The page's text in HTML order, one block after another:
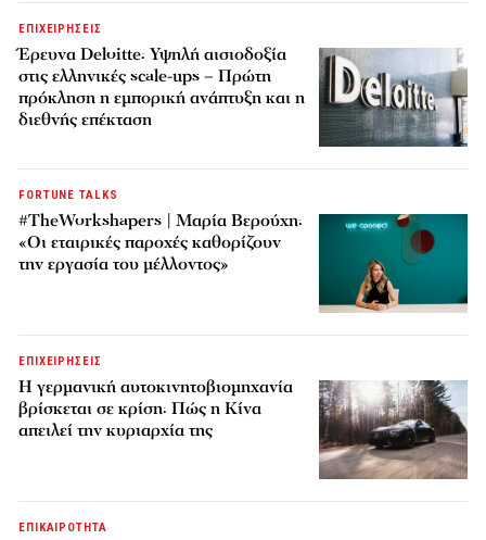
ΕΠΙΧΕΙΡΗΣΕΙΣ
Έρευνα Deloitte: Υψηλή αισιοδοξία
στις ελληνικές scale-ups – Πρώτη
πρόκληση η εμπορική ανάπτυξη και η
διεθνής επέκταση
FORTUNE TALKS
#TheWorkshapers | Μαρία Βερούχη:
«Οι εταιρικές παροχές καθορίζουν
την εργασία του μέλλοντος»
ΕΠΙΧΕΙΡΗΣΕΙΣ
Η γερμανική αυτοκινητοβιομηχανία
βρίσκεται σε κρίση: Πώς η Κίνα
απειλεί την κυριαρχία της
ΕΠΙΚΑΙΡΟΤΗΤΑ